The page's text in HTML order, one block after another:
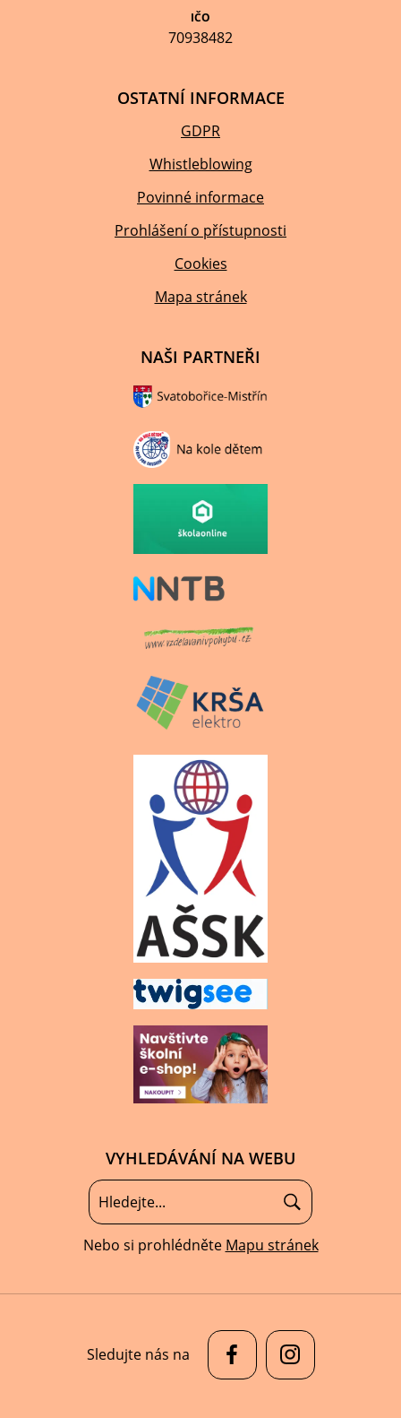
IČO
70938482
OSTATNÍ INFORMACE
GDPR
Whistleblowing
Povinné informace
Prohlášení o přístupnosti
Cookies
Mapa stránek
NAŠI PARTNEŘI
VYHLEDÁVÁNÍ NA WEBU
Nebo si prohlédněte Mapu stránek
Sledujte nás na